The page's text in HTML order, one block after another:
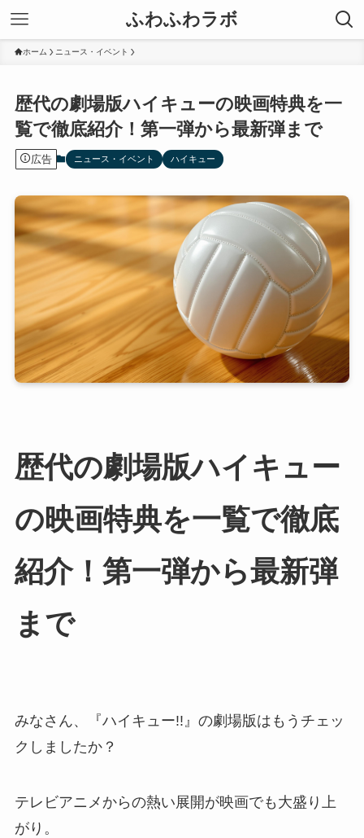
ふわふわラボ
ホーム ニュース・イベント
歴代の劇場版ハイキューの映画特典を一
覧で徹底紹介！第一弾から最新弾まで
広告 ニュース・イベント ハイキュー
歴代の劇場版ハイキュー
の映画特典を一覧で徹底
紹介！第一弾から最新弾
まで
みなさん、『ハイキュー!!』の劇場版はもうチェッ
クしましたか？
テレビアニメからの熱い展開が映画でも大盛り上
がり。